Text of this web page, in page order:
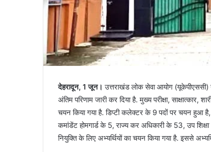
देहरादून, 1 जून। उत्तराखंड लोक सेवा आयोग (यूकेपीएससी)
अंतिम परिणाम जारी कर दिया है. मुख्य परीक्षा, साक्षात्कार,
चयन किया गया है. डिप्टी कलेक्टर के 9 पदों पर चयन हुआ
कमांडेंट होमगार्ड के 5, राज्य कर अधिकारी के 53, उप
नियुक्ति के लिए अभ्यर्थियों का चयन किया गया है. इससे